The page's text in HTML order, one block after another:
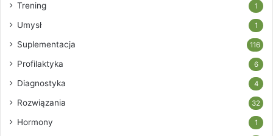
Trening 1
Umysł 1
Suplementacja 116
Profilaktyka 6
Diagnostyka 4
Rozwiązania 32
Hormony 1